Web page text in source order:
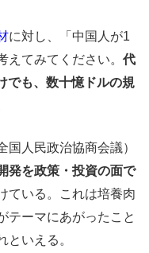
に対し、「中国人が1
てみてください。 代
でも、数十憶ドルの規
人民政治協商会議）
発を政策・投資の面で
ている。これは培養肉
テーマにあがったこと
といえる。